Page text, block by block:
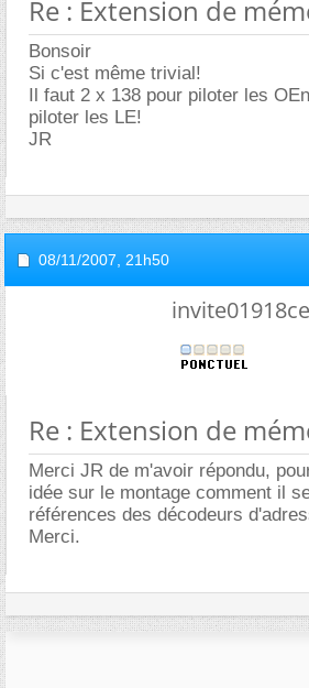
Re : Extension de
Bonsoir
Si c'est même trivial!
Il faut 2 x 138 pour piloter les
piloter les LE!
JR
08/11/2007, 21h50
Re : Extension de
Merci JR de m'avoir répondu,
idée sur le montage comment il
références des décodeurs
Merci.